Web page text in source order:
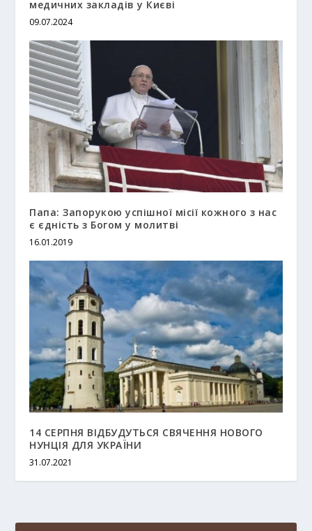
медичних закладів у Києві
09.07.2024
Папа: Запорукою успішної місії кожного з нас
є єдність з Богом у молитві
16.01.2019
14 СЕРПНЯ ВІДБУДУТЬСЯ СВЯЧЕННЯ НОВОГО
НУНЦІЯ ДЛЯ УКРАЇНИ
31.07.2021